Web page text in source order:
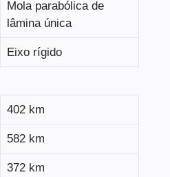
Mola parabólica de
lâmina única
Eixo rígido
402 km
582 km
372 km